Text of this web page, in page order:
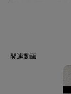
ワンピースに合わせ
ノーカラージャケット
テーラードカラージ
テーパードパンツ：